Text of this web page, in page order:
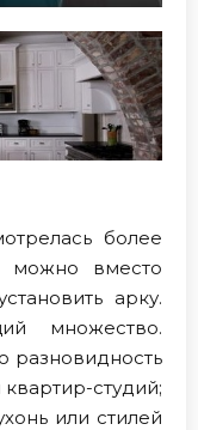
более
можно вместо
арку.
множество.
студий;
или стилей